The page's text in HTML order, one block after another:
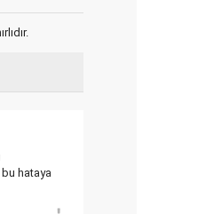
bu hataya